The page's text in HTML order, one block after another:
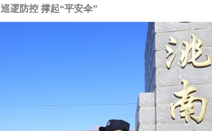
巡逻防控 撑起“平安伞”